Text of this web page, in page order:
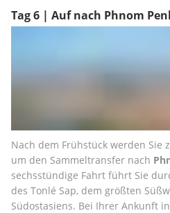
Tag 6 | Auf nach Phnom
Nach dem Frühstück werden Sie
um den Sammeltransfer nach
sechsstündige Fahrt führt Sie
des Tonlé Sap, dem größten
Südostasiens. Bei Ihrer Ankunft